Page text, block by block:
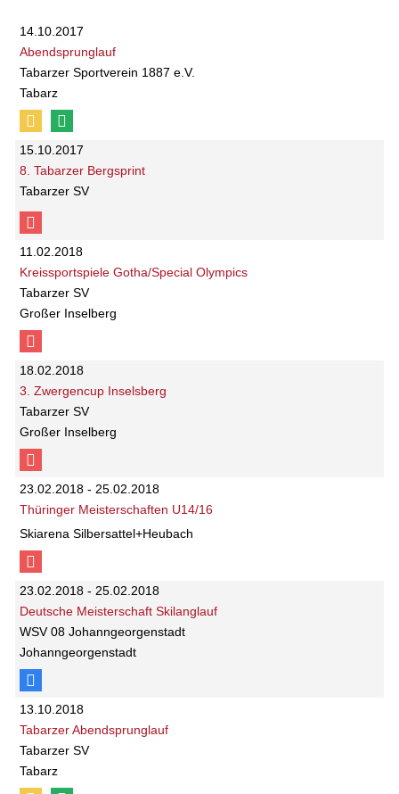
14.10.2017
Abendsprunglauf
Tabarzer Sportverein 1887 e.V.
Tabarz
15.10.2017
8. Tabarzer Bergsprint
Tabarzer SV
11.02.2018
Kreissportspiele Gotha/Special Olympics
Tabarzer SV
Großer Inselberg
18.02.2018
3. Zwergencup Inselsberg
Tabarzer SV
Großer Inselberg
23.02.2018 - 25.02.2018
Thüringer Meisterschaften U14/16
Skiarena Silbersattel+Heubach
23.02.2018 - 25.02.2018
Deutsche Meisterschaft Skilanglauf
WSV 08 Johanngeorgenstadt
Johanngeorgenstadt
13.10.2018
Tabarzer Abendsprunglauf
Tabarzer SV
Tabarz